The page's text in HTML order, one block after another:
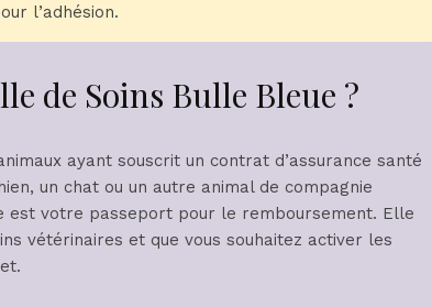
l’adhésion.
de Soins Bulle Bleue ?
ayant souscrit un contrat d’assurance santé
un chat ou un autre animal de compagnie
est votre passeport pour le remboursement. Elle
vétérinaires et que vous souhaitez activer les